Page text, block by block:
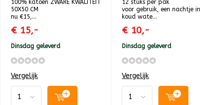
100% katoen ZWARE KWALITEIT
50X50 CM
nu €15,...
€ 15,-
Dinsdag geleverd
Vergelijk
12 stuks per pak
voor gebruik, een nachtje in
koud wate...
€ 10,-
Dinsdag geleverd
Vergelijk